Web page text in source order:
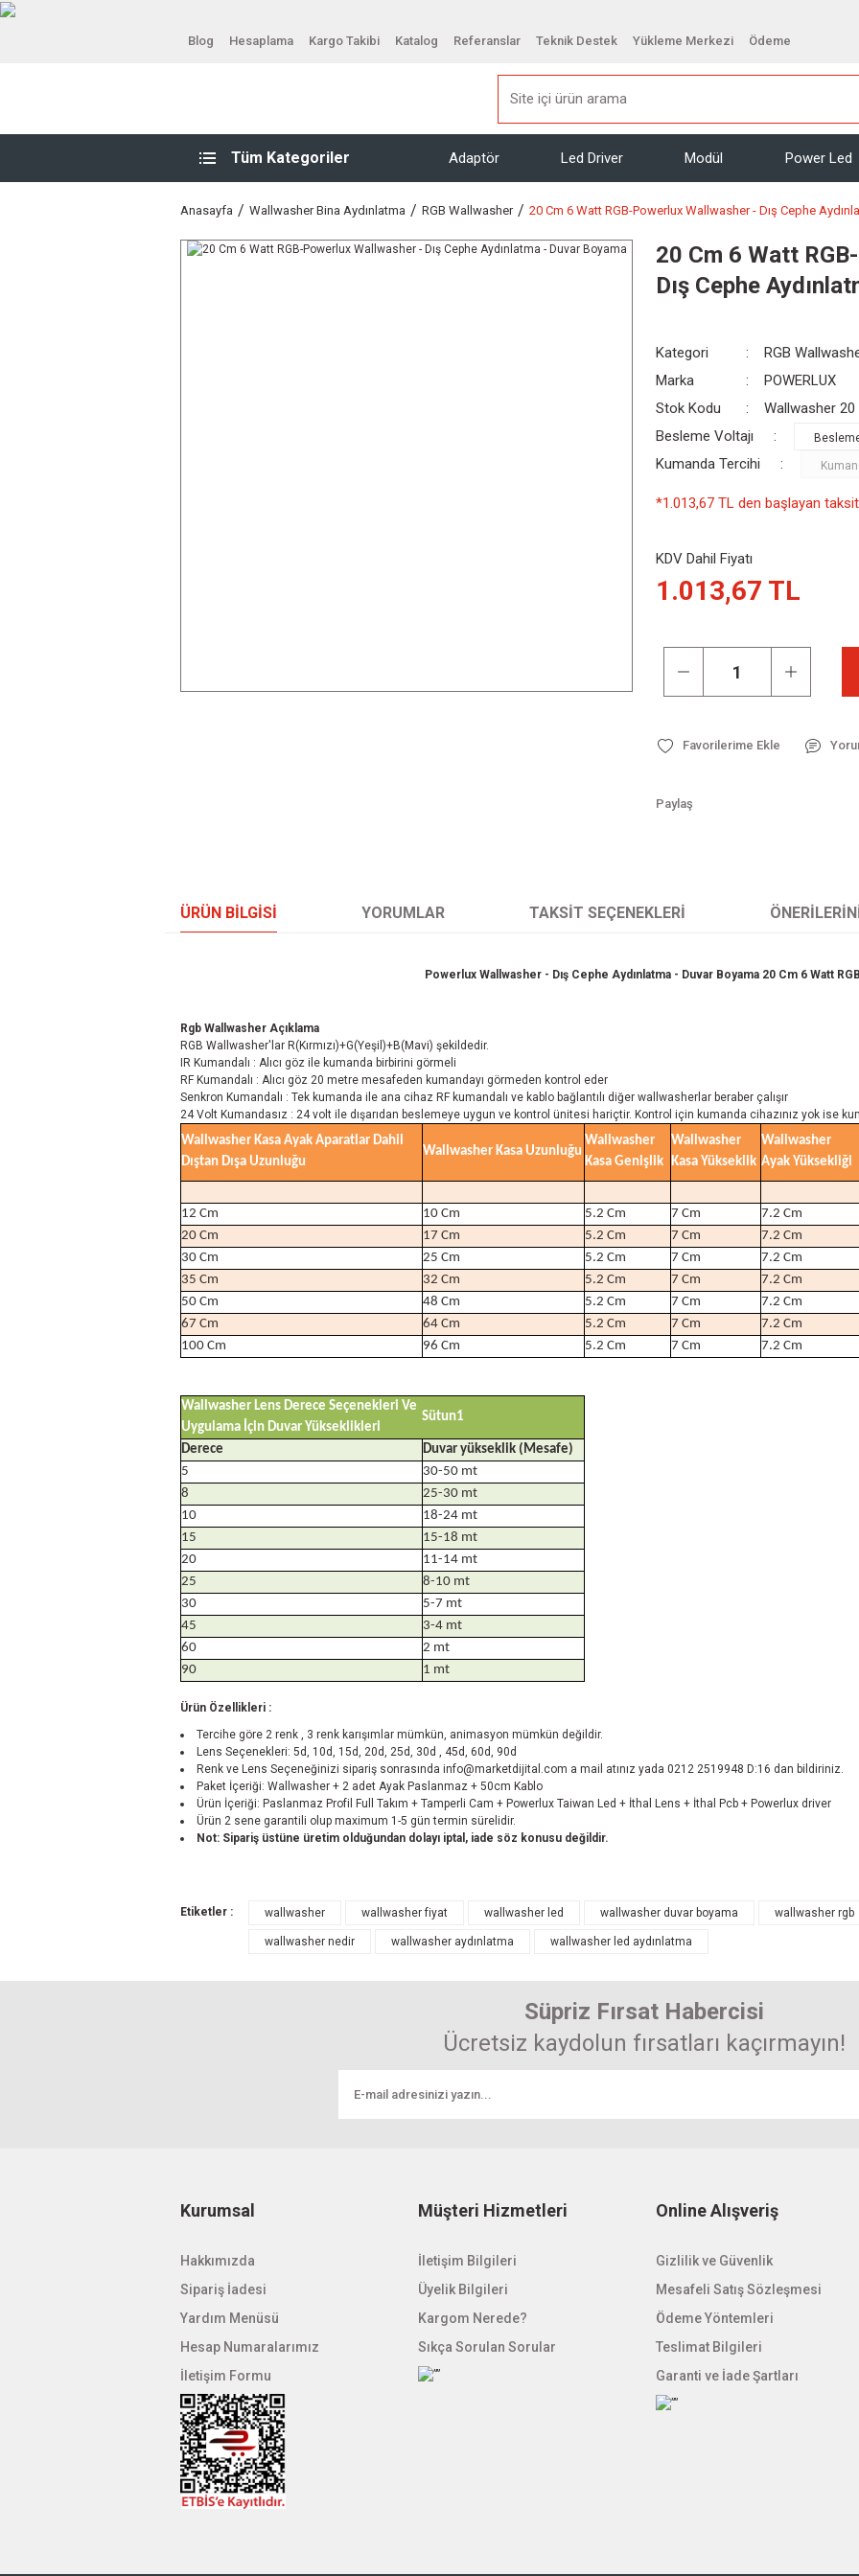
Blog Hesaplama Kargo Takibi Katalog Referanslar Teknik Destek Yükleme Merkezi Ödeme
Tüm Kategoriler Adaptör Led Driver Modül Power Led
Anasayfa Wallwasher Bina Aydınlatma RGB Wallwasher 20 Cm 6 Watt RGB-Powerlux Wallwasher - Dış Cephe
20 Cm 6 Watt
Dış Cephe
Kategori
RGB
Marka
POWERLUX
Stok Kodu
Wallwasher 20
Besleme Voltajı
Kumanda Tercihi
*1.013,67 TL den başlayan
KDV Dahil Fiyatı
1.013,67 TL
Paylaş
ÜRÜN BILGISI YORUMLAR TAKSIT SEÇENEKLERI
Powerlux Wallwasher - Dış Cephe Aydınlatma - Duvar Boyama 20 Cm 6 Watt RGB
Rgb Wallwasher Açıklama
RGB Wallwasher'lar R(Kırmızı)+G(Yeşil)+B(Mavi) şekildedir.
IR Kumandalı : Alıcı göz ile kumanda birbirini görmeli
RF Kumandalı : Alıcı göz 20 metre mesafeden kumandayı görmeden kontrol eder
Senkron Kumandalı : Tek kumanda ile ana cihaz RF kumandalı ve kablo bağlantılı diğer wallwasherlar beraber çalışır
24 Volt Kumandasız : 24 volt ile dışarıdan beslemeye uygun ve kontrol ünitesi hariçtir. Kontrol için kumanda cihazınız yok ise
Wallwasher Kasa Ayak Aparatlar Dahil
Dıştan Dışa Uzunluğu
Wallwasher Kasa Uzunluğu
Wallwasher
Kasa Genişlik
Wallwasher
Kasa Yükseklik
Wallwasher
Ayak Yüksekliği
12 Cm 10 Cm 5.2 Cm 7 Cm 7.2 Cm
20 Cm
17 Cm 5.2 Cm 7 Cm 7.2 Cm
30 Cm
25 Cm 5.2 Cm 7 Cm 7.2 Cm
35 Cm
32 Cm 5.2 Cm 7 Cm 7.2 Cm
50 Cm
48 Cm 5.2 Cm 7 Cm 7.2 Cm
67 Cm
64 Cm 5.2 Cm 7 Cm 7.2 Cm
100 Cm
96 Cm 5.2 Cm 7 Cm 7.2 Cm
Wallwasher Lens Derece Seçenekleri Ve
Uygulama İçin Duvar Yükseklikleri
Sütun1
Derece
Duvar yükseklik (Mesafe)
5
30-50 mt
8
25-30 mt
10
18-24 mt
15
15-18 mt
20
11-14 mt
25
8-10 mt
30
5-7 mt
45
3-4 mt
60
2 mt
90
1 mt
Ürün Özellikleri :
Tercihe göre 2 renk , 3 renk karışımlar mümkün, animasyon mümkün değildir.
Lens Seçenekleri: 5d, 10d, 15d, 20d, 25d, 30d , 45d, 60d, 90d
Renk ve Lens Seçeneğinizi sipariş sonrasında info@marketdijital.com a mail atınız yada 0212 2519948 D:16 dan bildiriniz.
Paket İçeriği: Wallwasher + 2 adet Ayak Paslanmaz + 50cm Kablo
Ürün İçeriği: Paslanmaz Profil Full Takım + Tamperli Cam + Powerlux Taiwan Led + İthal Lens + İthal Pcb + Powerlux driver
Ürün 2 sene garantili olup maximum 1-5 gün termin sürelidir.
Not: Sipariş üstüne üretim olduğundan dolayı iptal, iade söz konusu değildir.
Bu ürüne ilk yorumu siz yapın! Puan kazanın...
Görüş ve önerileriniz için teşekkür ederiz.
Gönder
Etiketler : wallwasher wallwasher fiyat wallwasher led wallwasher duvar boyama wallwasher rgb
wallwasher nedir wallwasher aydınlatma wallwasher led aydınlatma
Süpriz Fırsat Habercisi
Ücretsiz kaydolun fırsatları kaçırmayın!
Kurumsal
Hakkımızda
Sipariş İadesi
Yardım Menüsü
Hesap Numaralarımız
İletişim Formu
Müşteri Hizmetleri
İletişim Bilgileri
Üyelik Bilgileri
Kargom Nerede?
Sıkça Sorulan Sorular
Online Alışveriş
Gizlilik ve Güvenlik
Mesafeli Satış Sözleşmesi
Ödeme Yöntemleri
Teslimat Bilgileri
Garanti ve İade Şartları